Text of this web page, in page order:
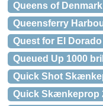
Queens of
Queensferry
Quest for El
Queued Up 1000
Quick Shot
Quick Skænkeprop